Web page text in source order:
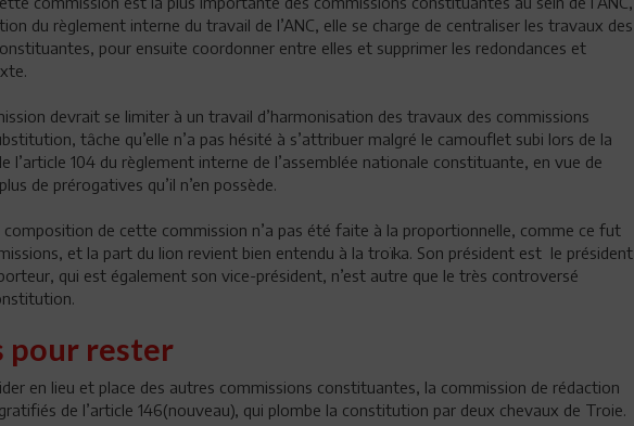
du règlement interne du travail de l’ANC, elle se charge de centraliser les travaux des
pour ensuite coordonner entre elles et supprimer les redondances et
devrait se limiter à un travail d’harmonisation des travaux des commissions
tâche qu’elle n’a pas hésité à s’attribuer malgré le camouflet subi lors de la
l’article 104 du règlement interne de l’assemblée nationale constituante, en vue de
de prérogatives qu’il n’en possède.
composition de cette commission n’a pas été faite à la proportionnelle, comme ce fut
et la part du lion revient bien entendu à la troïka. Son président est le président
qui est également son vice-président, n’est autre que le très controversé
pour rester
en lieu et place des autres commissions constituantes, la commission de rédaction
de l’article 146(nouveau), qui plombe la constitution par deux chevaux de Troie.